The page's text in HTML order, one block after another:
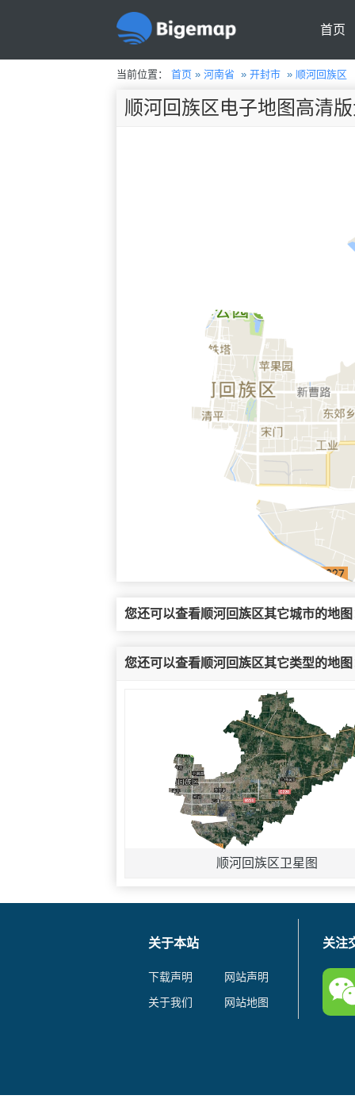
首页
当前位置： 首页» 河南省 » 开封市» 顺河回族区
顺河回族区电子地图高清
您还可以查看顺河回族区其它城市的地图
您还可以查看顺河回族区其它类型的地图
顺河回族区卫星图
关于本站
下载声明
网站声明
关于我们
网站地图
关注